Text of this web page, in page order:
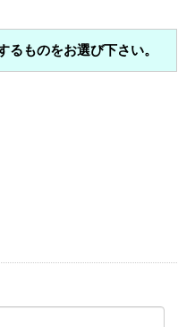
るものをお選び下さい。